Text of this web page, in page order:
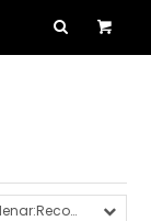
Recomendados